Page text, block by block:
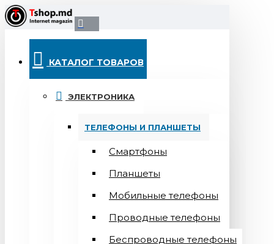
КАТАЛОГ ТОВАРОВ
ЭЛЕКТРОНИКА
ТЕЛЕФОНЫ И ПЛАНШЕТЫ
Смартфоны
Планшеты
Мобильные телефоны
Проводные телефоны
Беспроводные телефоны